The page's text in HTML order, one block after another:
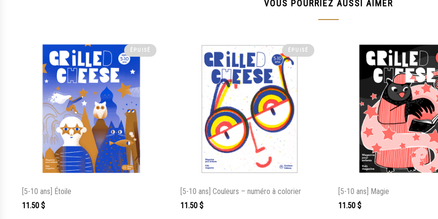
VOUS POURRIEZ AUSSI AIMER
ÉPUISÉ
[5-10 ans] Étoile
11.50 $
ÉPUISÉ
[5-10 ans] Couleurs – numéro à colorier
11.50 $
[5-10 ans] Magie
11.50 $